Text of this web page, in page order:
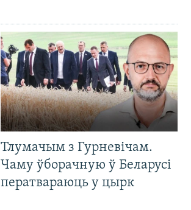
Тлумачым з Гурневічам.
Чаму ўборачную ў Беларусі
ператвараюць у цырк